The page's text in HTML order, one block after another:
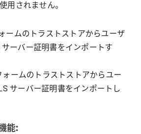
用されません。
ームのトラストストアからユーザ
ーバー証明書をインポートす
ォームのトラストストアからユー
サーバー証明書をインポートし
能: